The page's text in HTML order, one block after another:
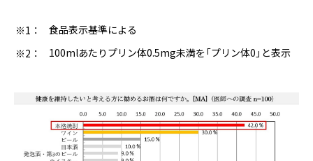
食品表示基準による
100mlあたりプリン体0.5mg未満を「プリン体0」と表示